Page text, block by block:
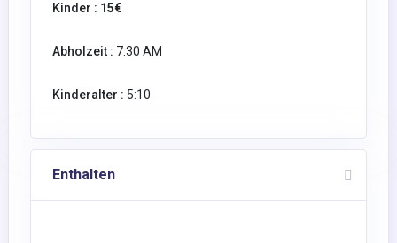
Kinder : 15€
Abholzeit : 7:30 AM
Kinderalter : 5:10
Enthalten